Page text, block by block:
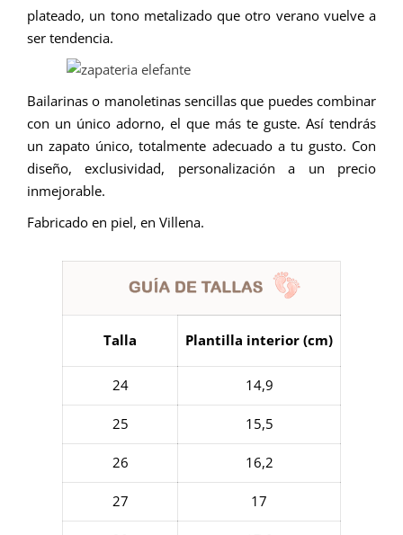
plateado, un tono metalizado que otro verano vuelve a
ser tendencia.
Bailarinas o manoletinas sencillas que puedes combinar
con un único adorno, el que más te guste. Así tendrás
un zapato único, totalmente adecuado a tu gusto. Con
diseño, exclusividad, personalización a un precio
inmejorable.
Fabricado en piel, en Villena.
Talla Plantilla interior (cm)
24 14,9
25 15,5
26 16,2
27 17